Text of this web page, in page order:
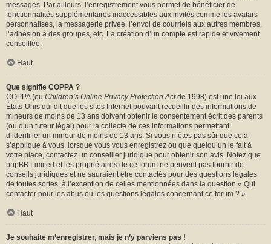
messages. Par ailleurs, l’enregistrement vous permet de bénéficier de
fonctionnalités supplémentaires inaccessibles aux invités comme les avatars
personnalisés, la messagerie privée, l’envoi de courriels aux autres membres,
l’adhésion à des groupes, etc. La création d’un compte est rapide et vivement
conseillée.
Haut
Que signifie COPPA ?
COPPA (ou Children’s Online Privacy Protection Actde 1998) est une loi aux
États-Unis qui dit que les sites Internet pouvant recueillir des informations de
mineurs de moins de 13 ans doivent obtenir le consentement écrit des parents
(ou d’un tuteur légal) pour la collecte de ces informations permettant
d’identifier un mineur de moins de 13 ans. Si vous n’êtes pas sûr que cela
s’applique à vous, lorsque vous vous enregistrez ou que quelqu’un le fait à
votre place, contactez un conseiller juridique pour obtenir son avis. Notez que
phpBB Limited et les propriétaires de ce forum ne peuvent pas fournir de
conseils juridiques et ne sauraient être contactés pour des questions légales
de toutes sortes, à l’exception de celles mentionnées dans la question « Qui
contacter pour les abus ou les questions légales concernant ce forum ? ».
Haut
Je souhaite m’enregistrer, mais je n’y parviens pas !